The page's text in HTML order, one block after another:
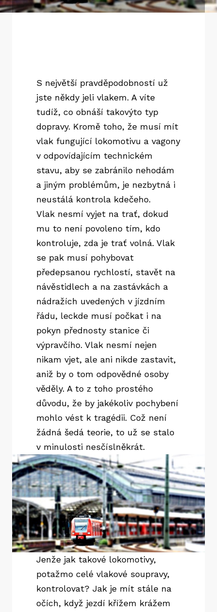
S největší pravděpodobností už
jste někdy jeli vlakem. A víte
tudíž, co obnáší takovýto typ
dopravy. Kromě toho, že musí mít
vlak fungující lokomotivu a vagony
v odpovídajícím technickém
stavu, aby se zabránilo nehodám
a jiným problémům, je nezbytná i
neustálá kontrola kdečeho.
Vlak nesmí vyjet na trať, dokud
mu to není povoleno tím, kdo
kontroluje, zda je trať volná. Vlak
se pak musí pohybovat
předepsanou rychlostí, stavět na
návěstidlech a na zastávkách a
nádražích uvedených v jízdním
řádu, leckde musí počkat i na
pokyn přednosty stanice či
výpravčího. Vlak nesmí nejen
nikam vjet, ale ani nikde zastavit,
aniž by o tom odpovědné osoby
věděly. A to z toho prostého
důvodu, že by jakékoliv pochybení
mohlo vést k tragédii. Což není
žádná šedá teorie, to už se stalo
v minulosti nesčíslněkrát.
Jenže jak takové lokomotivy,
potažmo celé vlakové soupravy,
kontrolovat? Jak je mít stále na
očích, když jezdí křížem krážem